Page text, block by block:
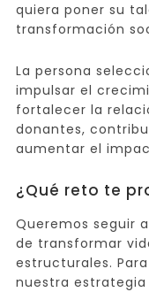
quiera poner su
transformación
La persona
impulsar el
fortalecer la
donantes,
aumentar el
¿Qué reto te
Queremos seguir
de transformar
estructurales.
nuestra